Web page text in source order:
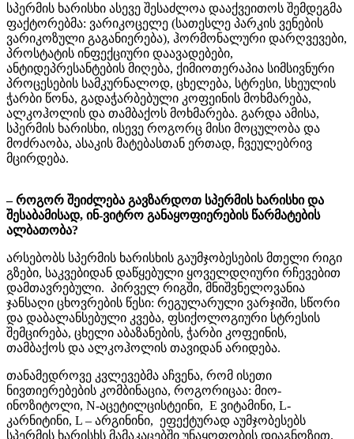
სპერმის ხარისხი ასევე შესაძლოა დააქვეითოს შემდეგმა
ფაქტორებმა: ვარიკოცელე (სათესლე პარკის ვენების
ვარიკოზული გაგანიერება), ჰორმონალური დარღვევები,
პროსტატის ინფექციური დაავადებები,
ანტიდეპრესანტების მიღება, ქიმიოთერაპია სიმსივნური
პროცესების სამკურნალოდ, ცხელება, სტრესი, სხეულის
ჭარბი წონა, გადაჭარბებული კოფეინის მოხმარება,
ალკოჰოლის და თამბაქოს მოხმარება. გარდა ამისა,
სპერმის ხარისხი, ისევე როგორც მისი მოცულობა და
მოძრაობა, ასაკის მატებასთან ერთად, ჩვეულებრივ
მცირდება.
– როგორ შეიძლება გავზარდოთ სპერმის ხარისხი და
შესაბამისად, ინ-ვიტრო განაყოფიერების წარმატების
ალბათობა?
არსებობს სპერმის ხარისხის გაუმჯობესების მთელი რიგი
გზები, საკვებიდან დაწყებული ყოველდღიური რჩევებით
დამთავრებული. პირველ რიგში, მნიშვნელოვანია
ჯანსაღი ცხოვრების წესი: რეგულარული ვარჯიში, სწორი
და დაბალანსებული კვება, ფსიქოლოგიური სტრესის
შემცირება, ცხელი აბაზანების, ჭარბი კოფეინის,
თამბაქოს და ალკოჰოლის თავიდან არიდება.
თანამედროვე კვლევებმა აჩვენა, რომ ისეთი
ნივთიერებების კომბინაცია, როგორიცაა: მიო-
ინოზიტოლი, N-აცეტილცისტეინი, E ვიტამინი, L-
კარნიტინი, L – არგინინი, ეფექტურად აუმჯობესებს
სპერმის ხარისხს მამაკაცებში უნაყოფობის დიაგნოზით.